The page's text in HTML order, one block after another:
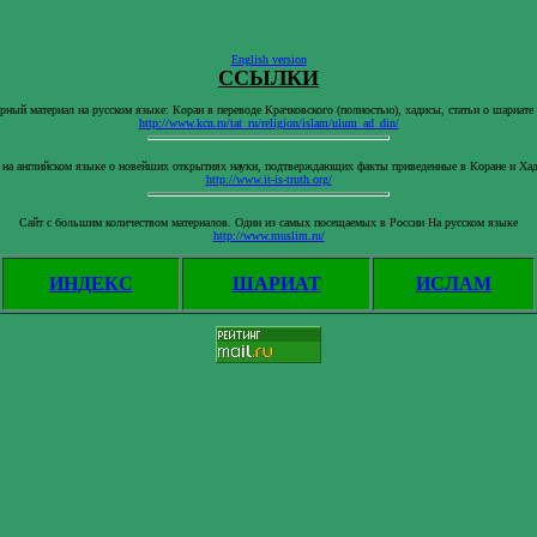
English version
ССЫЛКИ
материал на русском языке: Коран в переводе Крачковского (полностью), хадисы, статьи о шариате
http://www.kcn.ru/tat_ru/religion/islam/ulum_ad_din/
английском языке о новейших открытиях науки, подтверждающих факты приведенные в Коране и
http://www.it-is-truth.org/
Сайт с большим количеством материалов. Один из самых посещаемых в России На русском языке
http://www.muslim.ru/
ИНДЕКС ШАРИАТ ИСЛАМ